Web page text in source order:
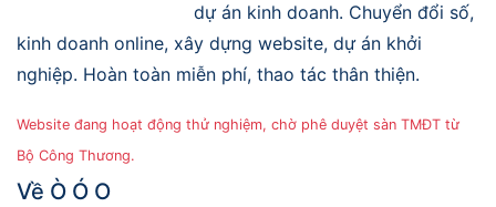
dự án kinh doanh. Chuyển đổi số,
kinh doanh online, xây dựng website, dự án khởi
nghiệp. Hoàn toàn miễn phí, thao tác thân thiện.
Website đang hoạt động thử nghiệm, chờ phê duyệt sàn TMĐT từ
Bộ Công Thương.
Về Ò Ó O